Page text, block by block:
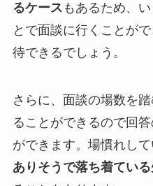
るケース もあるため、
とで面談に行くことが
待できるでしょう。
さらに、面談の場数を
ることができるので回
ができます。場慣れし
ありそうで落ち着ている